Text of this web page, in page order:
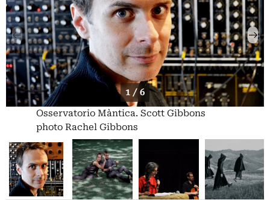
1 / 6
Osservatorio Màntica. Scott Gibbons
photo Rachel Gibbons